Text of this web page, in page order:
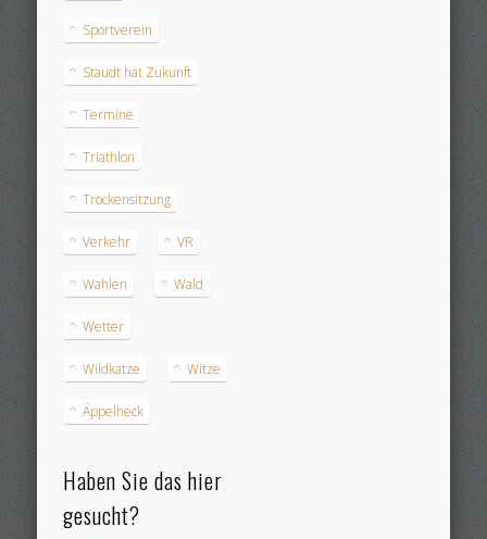
Sportverein
Staudt hat Zukunft
Termine
Triathlon
Trockensitzung
Verkehr VR
Wahlen Wald
Wetter
Wildkatze Witze
Äppelheck
Haben Sie das hier
gesucht?